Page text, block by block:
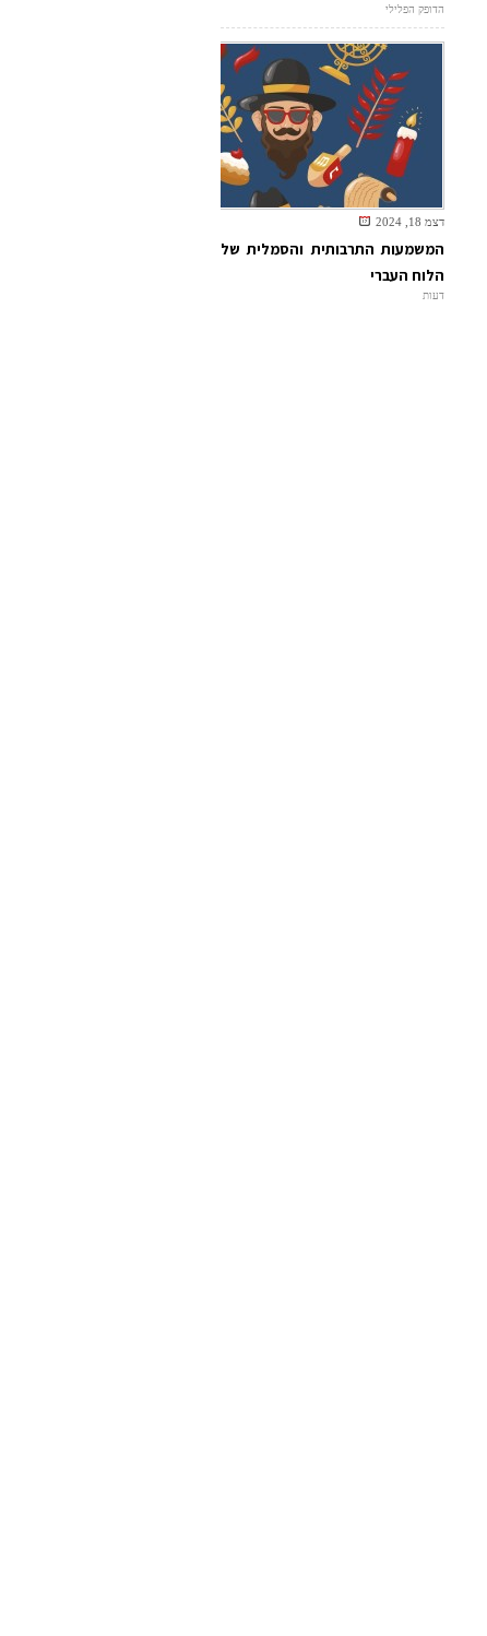
הדופק הפלילי
דצמ 18, 2024
המשמעות התרבותית והסמלית של
הלוח העברי
דעות